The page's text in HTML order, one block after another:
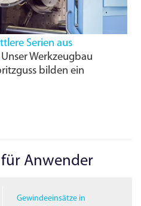
Serien aus
Unser Werkzeugbau
bilden ein
für Anwender
Gewindeeinsätze in